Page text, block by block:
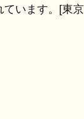
います。[東